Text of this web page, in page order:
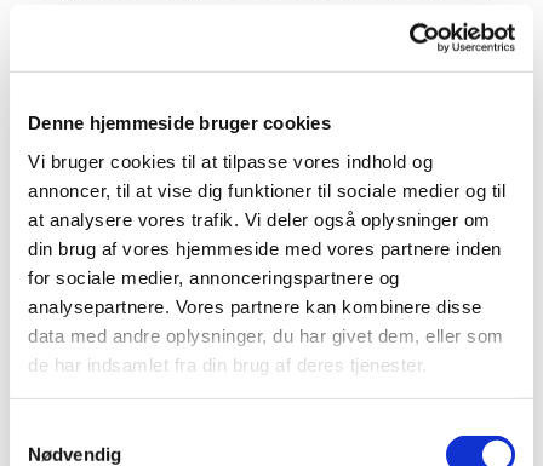
Denne hjemmeside bruger cookies
Vi bruger cookies til at tilpasse vores indhold og
annoncer, til at vise dig funktioner til sociale medier og til
at analysere vores trafik. Vi deler også oplysninger om
din brug af vores hjemmeside med vores partnere inden
for sociale medier, annonceringspartnere og
analysepartnere. Vores partnere kan kombinere disse
data med andre oplysninger, du har givet dem, eller som
de har indsamlet fra din brug af deres tjenester.
Nødvendig
omkostningerne ved renoveringen. En større bevilling var
ikke mulig, Sankt Lukas Kirke er trods alt ikke den eneste
handicapadgangen nu, og så færdiggøre resten
efterhånden som økonomien tillader det.
Arbejdet startede den 28. marts og forventes at være
færdig til oktober. I dette tidsrum er hele kryptarealet
lukket for offentligheden. Der skal opbygges en rampe i
foyeren og installeres en handicaplift. Liften kræver
ekstra plads, så indgangen til krypten og et stykke af
væggen flyttes, og der opbygges et nyt indgangsparti.
Derudover fjernes scenen og der foretages diverse
Vi glæder os rigtig meget til at vise resultatet frem og atter